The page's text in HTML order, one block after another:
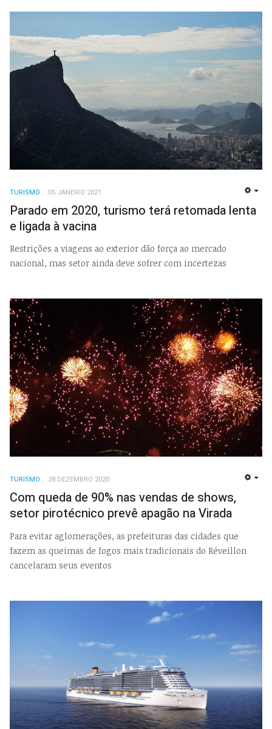
TURISMO 05 JANEIRO 2021
Parado em 2020, turismo terá retomada lenta
e ligada à vacina
Restrições a viagens ao exterior dão força ao mercado
nacional, mas setor ainda deve sofrer com incertezas
TURISMO 28 DEZEMBRO 2020
Com queda de 90% nas vendas de shows,
setor pirotécnico prevê apagão na Virada
Para evitar aglomerações, as prefeituras das cidades que
fazem as queimas de fogos mais tradicionais do Réveillon
cancelaram seus eventos